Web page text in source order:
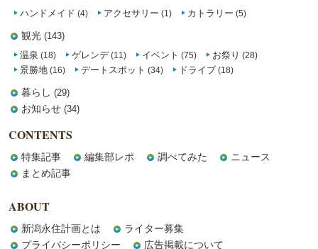
ハンドメイド (4) アクセサリー (1) カトラリー (5)
観光 (143)
温泉 (18) ゲレンデ(11) イベント (75) お祭り (28)
景勝地 (16) デートスポット (34) ドライブ (18)
暮らし (29)
お知らせ (34)
CONTENTS
特集記事 編集部レポ 調べてみた
ニュース
まとめ記事
ABOUT
新潟永住計画とは
ライター募集
プライバシーポリシー
広告掲載について